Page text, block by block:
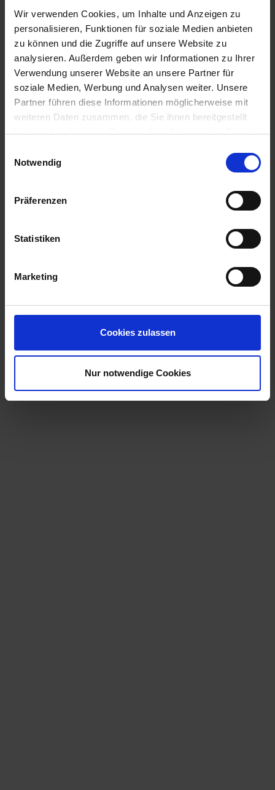
Wir verwenden Cookies, um Inhalte und Anzeigen zu
personalisieren, Funktionen für soziale Medien anbieten
zu können und die Zugriffe auf unsere Website zu
analysieren. Außerdem geben wir Informationen zu Ihrer
Verwendung unserer Website an unsere Partner für
soziale Medien, Werbung und Analysen weiter. Unsere
Partner führen diese Informationen möglicherweise mit
weiteren Daten zusammen, die Sie ihnen bereitgestellt
haben oder die sie im Rahmen Ihrer Nutzung der Dienste
Notwendig
Präferenzen
Statistiken
Marketing
Cookies zulassen
Nur notwendige Cookies